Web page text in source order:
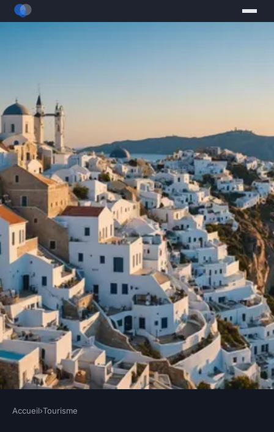
Accueil›Tourisme